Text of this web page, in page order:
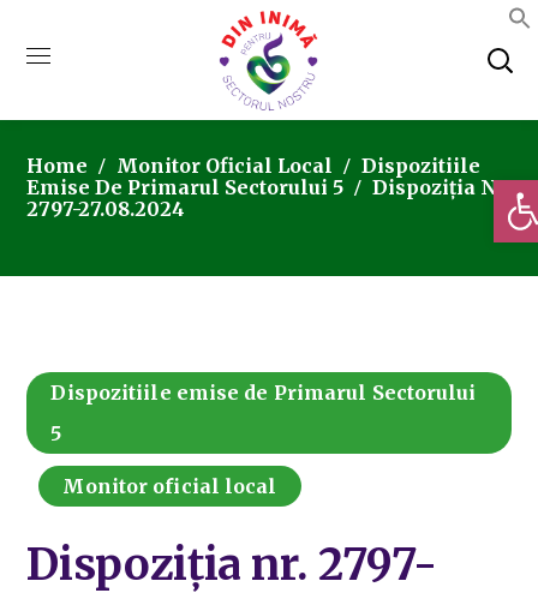
Home Monitor Oficial Local
Dispozitiile
Emise De Primarul Sectorului 5
Dispoziția Nr.
2797-27.08.2024
Dispozitiile emise de Primarul Sectorului
5
Monitor oficial local
Dispoziția nr. 2797-